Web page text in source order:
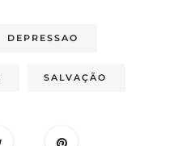
DEPRESSAO
SALVAÇÃO